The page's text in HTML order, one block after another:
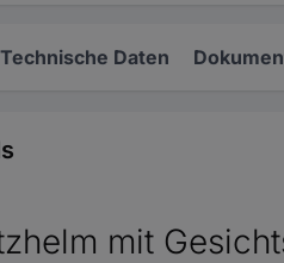
Technische Daten
mit